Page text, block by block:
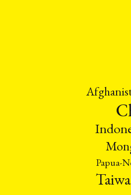
Papua-